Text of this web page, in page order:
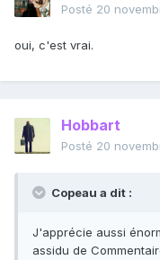
Posté 20
oui, c'est vrai.
Hobbart
Posté 20
Copeau a dit :
J'apprécie aussi
assidu de